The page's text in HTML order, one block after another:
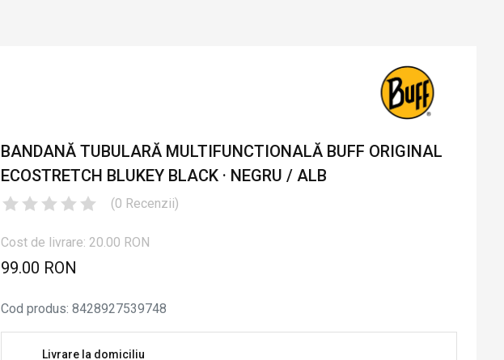
BANDANĂ TUBULARĂ MULTIFUNCTIONALĂ BUFF ORIGINAL
ECOSTRETCH BLUKEY BLACK · NEGRU / ALB
(0 Recenzii)
Cost de livrare: 20.00 RON
99.00 RON
Cod produs: 8428927539748
Livrare la domiciliu